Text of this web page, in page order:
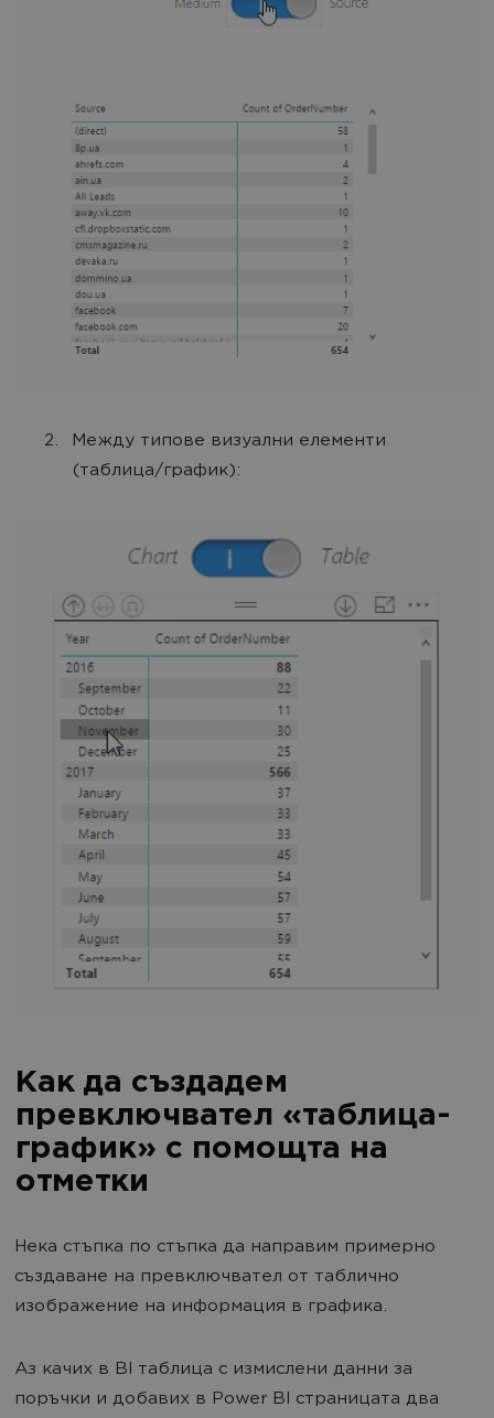
Между типове визуални елементи
(таблица/график):
Как да създадем
превключвател «таблица-
график» с помощта на
отметки
Нека стъпка по стъпка да направим примерно
създаване на превключвател от таблично
изображение на информация в графика.
Аз качих в BI таблица с измислени данни за
поръчки и добавих в Power BI страницата два